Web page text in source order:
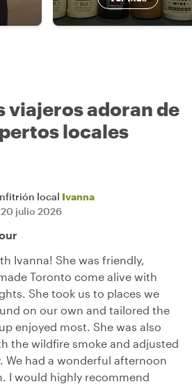
viajeros adoran de
locales
local Ivanna
20 julio 2026
Ivanna! She was friendly,
Toronto come alive with
She took us to places we
on our own and tailored the
enjoyed most. She was also
the wildfire smoke and adjusted
We had a wonderful afternoon
I would highly recommend